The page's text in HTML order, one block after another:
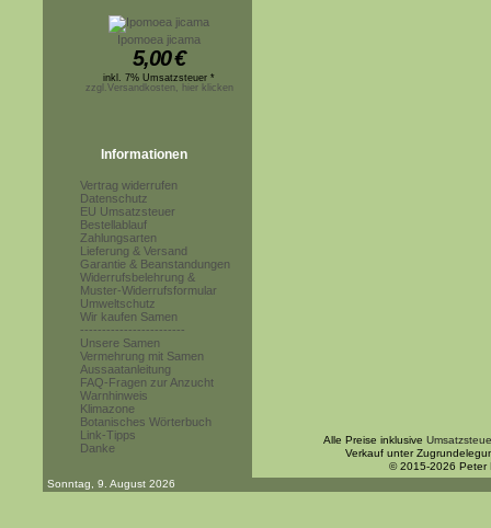
Ipomoea jicama
5,00€
inkl. 7% Umsatzsteuer *
zzgl.Versandkosten, hier klicken
Informationen
Vertrag widerrufen
Datenschutz
EU Umsatzsteuer
Bestellablauf
Zahlungsarten
Lieferung & Versand
Garantie & Beanstandungen
Widerrufsbelehrung &
Muster-Widerrufsformular
Umweltschutz
Wir kaufen Samen
------------------------
Unsere Samen
Vermehrung mit Samen
Aussaatanleitung
FAQ-Fragen zur Anzucht
Warnhinweis
Klimazone
Botanisches Wörterbuch
Link-Tipps
Danke
Alle Preise inklusive
Verkauf unter
© 2015-2026 Peter
Sonntag, 9. August 2026